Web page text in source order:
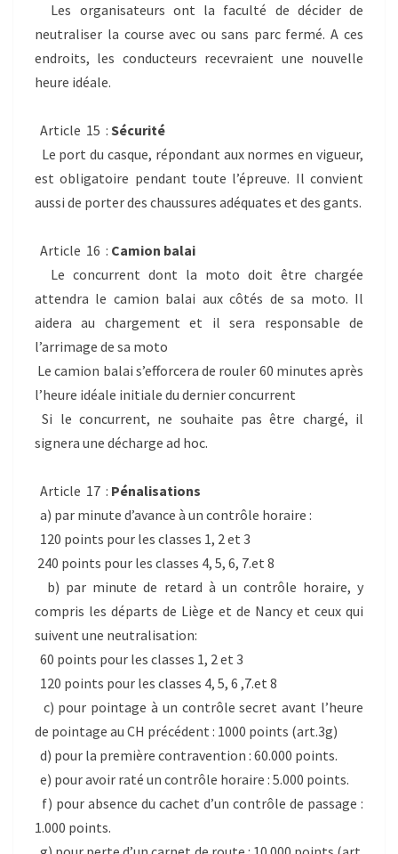
Les organisateurs ont la faculté de décider de
neutraliser la course avec ou sans parc fermé. A ces
endroits, les conducteurs recevraient une nouvelle
heure idéale.
Article 15 : Sécurité
Le port du casque, répondant aux normes en vigueur,
est obligatoire pendant toute l’épreuve. Il convient
aussi de porter des chaussures adéquates et des gants.
Article 16 : Camion balai
Le concurrent dont la moto doit être chargée
attendra le camion balai aux côtés de sa moto. Il
aidera au chargement et il sera responsable de
l’arrimage de sa moto
Le camion balai s’efforcera de rouler 60 minutes après
l’heure idéale initiale du dernier concurrent
Si le concurrent, ne souhaite pas être chargé, il
signera une décharge ad hoc.
Article 17 : Pénalisations
a) par minute d’avance à un contrôle horaire :
120 points pour les classes 1, 2 et 3
240 points pour les classes 4, 5, 6, 7.et 8
b) par minute de retard à un contrôle horaire, y
compris les départs de Liège et de Nancy et ceux qui
suivent une neutralisation:
60 points pour les classes 1, 2 et 3
120 points pour les classes 4, 5, 6 ,7.et 8
c) pour pointage à un contrôle secret avant l’heure
de pointage au CH précédent : 1000 points (art.3g)
d) pour la première contravention : 60.000 points.
e) pour avoir raté un contrôle horaire : 5.000 points.
f) pour absence du cachet d’un contrôle de passage :
1.000 points.